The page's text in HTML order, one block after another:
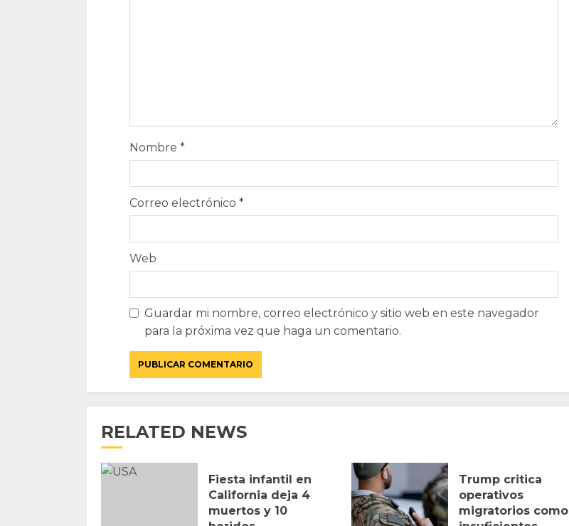
Nombre *
Correo electrónico *
Web
Guardar mi nombre, correo electrónico y sitio web en este navegador
para la próxima vez que haga un comentario.
RELATED NEWS
Fiesta infantil en
California deja 4
muertos y 10
Trump critica
operativos
migratorios como